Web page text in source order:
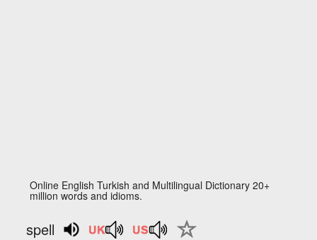
Online English Turkish and Multilingual Dictionary 20+
million words and idioms.
spell